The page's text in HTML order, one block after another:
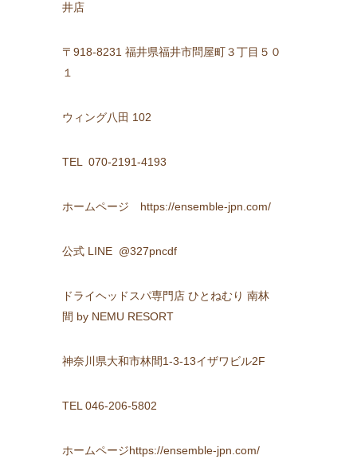
井店
〒918-8231 福井県福井市問屋町３丁目５０
１
ウィング八田 102
TEL 070-2191-4193
ホームページ https://ensemble-jpn.com/
公式 LINE @327pncdf
ドライヘッドスパ専門店 ひとねむり 南林
間 by NEMU RESORT
神奈川県大和市林間1-3-13イザワビル2F
TEL 046-206-5802
ホームページhttps://ensemble-jpn.com/